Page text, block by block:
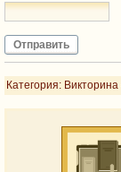
Отправить
Категория: